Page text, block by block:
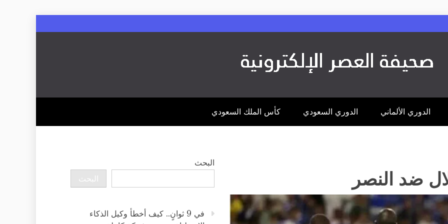
الدوري الألماني الدوري السعودي كأس الملك السعودي
ضد النصر
البحث
البحث
في 9 ثوانٍ.. كيف أخطأ وكيل الذكاء